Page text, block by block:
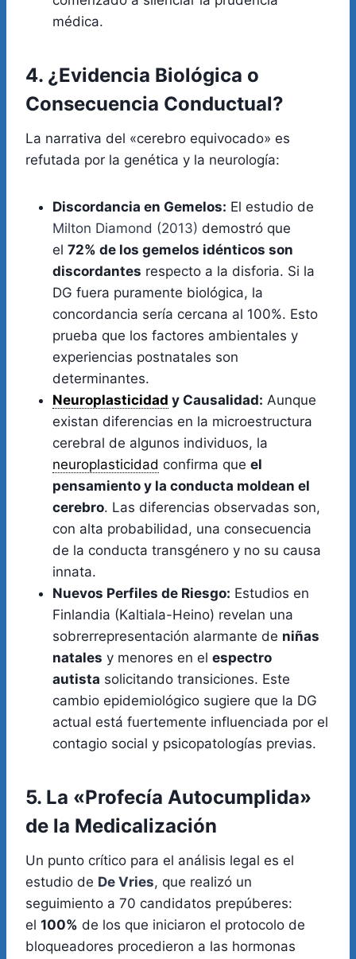
médica.
4. ¿Evidencia Biológica o
Consecuencia Conductual?
La narrativa del «cerebro equivocado» es
refutada por la genética y la neurología:
Discordancia en Gemelos: El estudio de
Milton Diamond (2013) demostró que
el 72% de los gemelos idénticos son
discordantes respecto a la disforia. Si la
DG fuera puramente biológica, la
concordancia sería cercana al 100%. Esto
prueba que los factores ambientales y
experiencias postnatales son
determinantes.
Neuroplasticidad y Causalidad: Aunque
existan diferencias en la microestructura
cerebral de algunos individuos, la
neuroplasticidad confirma que el
pensamiento y la conducta moldean el
cerebro. Las diferencias observadas son,
con alta probabilidad, una consecuencia
de la conducta transgénero y no su causa
innata.
Nuevos Perfiles de Riesgo: Estudios en
Finlandia (Kaltiala-Heino) revelan una
sobrerrepresentación alarmante de niñas
natales y menores en el espectro
autista solicitando transiciones. Este
cambio epidemiológico sugiere que la DG
actual está fuertemente influenciada por el
contagio social y psicopatologías previas.
5. La «Profecía Autocumplida»
de la Medicalización
Un punto crítico para el análisis legal es el
estudio de De Vries, que realizó un
seguimiento a 70 candidatos prepúberes:
el 100% de los que iniciaron el protocolo de
bloqueadores procedieron a las hormonas